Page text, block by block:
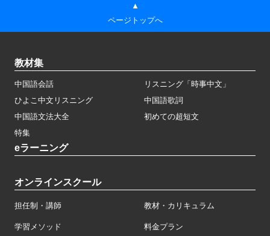
▲
ページトップへ
教材集
中国語会話
リスニング「時事中文」
ひよこ中文リスニング
中国語歌詞
中国語文法大全
初めての超短文
特集
eラーニング
オンラインスクール
担任制・講師 教材・カリキュラム
学習メソッド 料金プラン